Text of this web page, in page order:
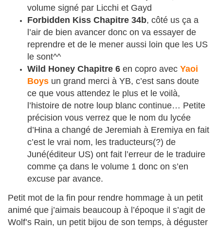
volume signé par Licchi et Gayd
Forbidden Kiss Chapitre 34b, côté us ça a
l’air de bien avancer donc on va essayer de
reprendre et de le mener aussi loin que les US
le sont^^
Wild Honey Chapitre 6 en copro avec Yaoi
Boys un grand merci à YB, c’est sans doute
ce que vous attendez le plus et le voilà,
l’histoire de notre loup blanc continue… Petite
précision vous verrez que le nom du lycée
d’Hina a changé de Jeremiah à Eremiya en fait
c’est le vrai nom, les traducteurs(?) de
Juné(éditeur US) ont fait l’erreur de le traduire
comme ça dans le volume 1 donc on s’en
excuse par avance.
Petit mot de la fin pour rendre hommage à un petit
animé que j’aimais beaucoup à l’époque il s’agit de
Wolf’s Rain, un petit bijou de son temps, à déguster